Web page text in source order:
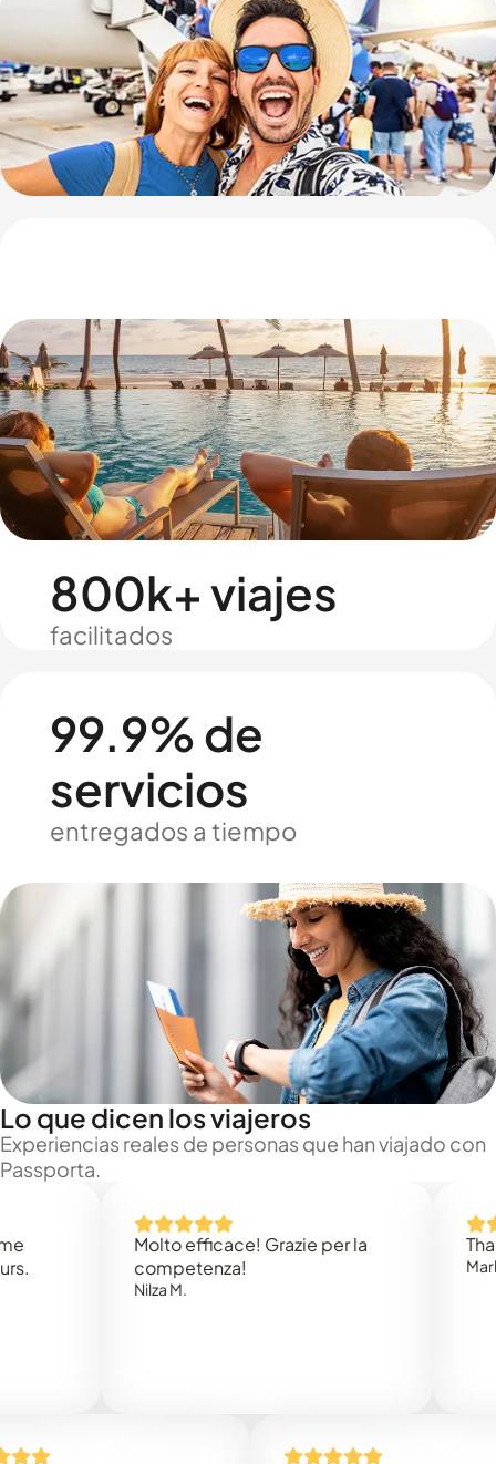
800k+ viajes
facilitados
99.9% de
servicios
entregados a tiempo
Lo que dicen los viajeros
Experiencias reales de personas que han viajado con
Passporta.
Molto efficace! Grazie per la
competenza!
Thank
Mark N.